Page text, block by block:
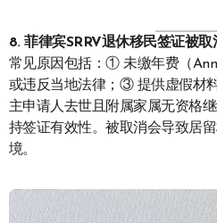
8. 菲律宾SRRV退休移民签证被取
常见原因包括：① 未缴年费（
或违反当地法律；③ 提供虚假材
主申请人去世且附属家属无资格
持签证有效性。被取消会导致居
境。